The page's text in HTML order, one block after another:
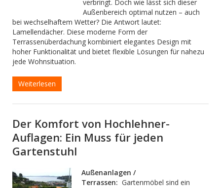
verbringt. Doch wie lässt sich dieser
Außenbereich optimal nutzen – auch
bei wechselhaftem Wetter? Die Antwort lautet:
Lamellendächer. Diese moderne Form der
Terrassenüberdachung kombiniert elegantes Design mit
hoher Funktionalität und bietet flexible Lösungen für nahezu
jede Wohnsituation.
Weiterlesen
Der Komfort von Hochlehner-
Auflagen: Ein Muss für jeden
Gartenstuhl
Außenanlagen /
Terrassen: Gartenmöbel sind ein